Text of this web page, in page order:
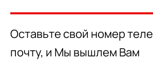
Оставьте свой номер
почту, и Мы вышлем Вам